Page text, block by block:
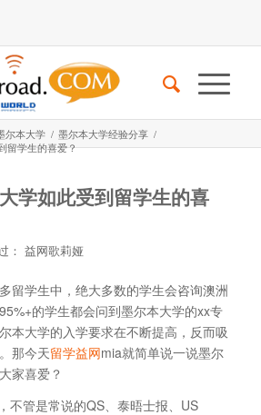
尔本大学 / 墨尔本大学经验分享 /
留学生的喜爱？
学如此受到留学生的喜
： 益网歌莉娅
留学生中，绝大多数的学生会咨询澳洲
的学生都会问到墨尔本大学的xx专
本大学的入学要求在不断提高，反而吸
那今天留学益网mia就简单说一说墨尔
家喜爱？
不管是常说的QS、泰晤士报、US